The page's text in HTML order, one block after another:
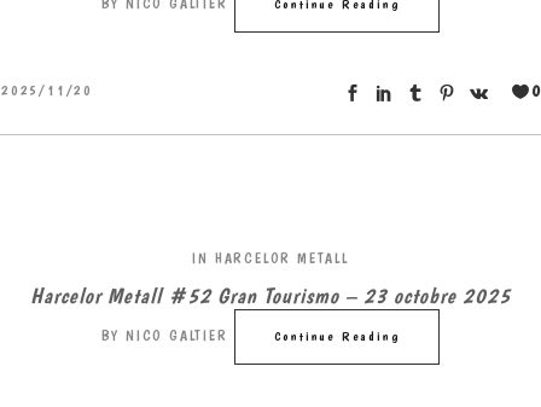
BY NICO GALTIER Continue Reading
2025/11/20 0
IN HARCELOR METALL
Harcelor Metall #52 Gran Tourismo – 23 octobre 2025
BY NICO GALTIER Continue Reading